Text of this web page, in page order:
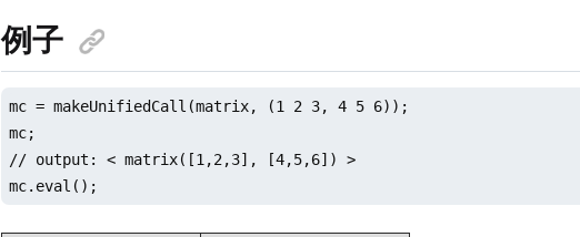
例子
mc = makeUnifiedCall(matrix, (1 2 3, 4 5 6));
mc;
// output: < matrix([1,2,3], [4,5,6]) >
mc.eval();